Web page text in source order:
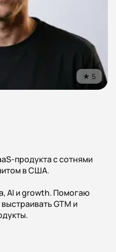
★ 5
продукта с сотнями
в США.
AI и growth. Помогаю
GTM и